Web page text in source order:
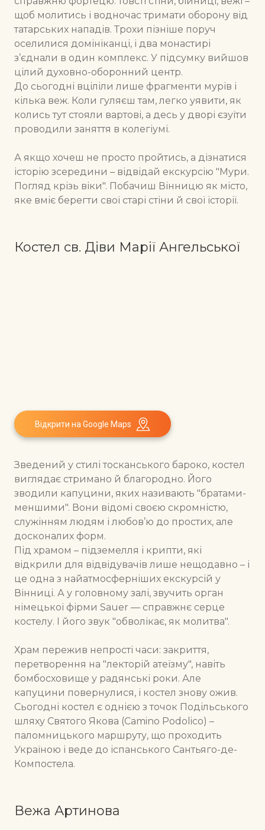
щоб молитись і водночас тримати оборону від
татарських нападів. Трохи пізніше поруч
оселилися домініканці, і два монастирі
з’єднали в один комплекс. У підсумку вийшов
цілий духовно-оборонний центр.
До сьогодні вціліли лише фрагменти мурів і
кілька веж. Коли гуляєш там, легко уявити, як
колись тут стояли вартові, а десь у дворі єзуїти
проводили заняття в колегіумі.
А якщо хочеш не просто пройтись, а дізнатися
історію зсередини – відвідай екскурсію "Мури.
Погляд крізь віки". Побачиш Вінницю як місто,
яке вміє берегти свої старі стіни й свої історії.
Костел св. Діви Марії Ангельської
Відкрити на Google Maps
Зведений у стилі тосканського бароко, костел
виглядає стримано й благородно. Його
зводили капуцини, яких називають "братами-
меншими". Вони відомі своєю скромністю,
служінням людям і любов’ю до простих, але
досконалих форм.
Під храмом – підземелля і крипти, які
відкрили для відвідувачів лише нещодавно – і
це одна з найатмосферніших екскурсій у
Вінниці. А у головному залі, звучить орган
німецької фірми Sauer — справжнє серце
костелу. І його звук "обволікає, як молитва".
Храм пережив непрості часи: закриття,
перетворення на "лекторій атеїзму", навіть
бомбосховище у радянські роки. Але
капуцини повернулися, і костел знову ожив.
Сьогодні костел є однією з точок Подільського
шляху Святого Якова (Camino Podolico) –
паломницького маршруту, що проходить
Україною і веде до іспанського Сантьяго-де-
Компостела.
Вежа Артинова